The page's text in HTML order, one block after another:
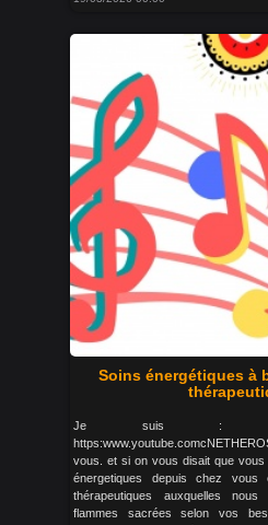
Soins énergétiques à
Je suis : un
vous. et si on vous disait que
énergetiques depuis chez vous
thérapeutiques auxquelles
flammes sacrées selon vos